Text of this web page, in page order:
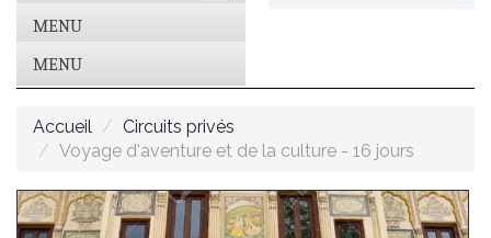
MENU
MENU
Accueil
Circuits privés
Voyage d'aventure et de la culture - 16 jours